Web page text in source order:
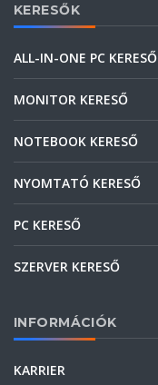
KERESŐK
ALL-IN-ONE PC KERESŐ
MONITOR KERESŐ
NOTEBOOK KERESŐ
NYOMTATÓ KERESŐ
PC KERESŐ
SZERVER KERESŐ
INFORMÁCIÓK
KARRIER